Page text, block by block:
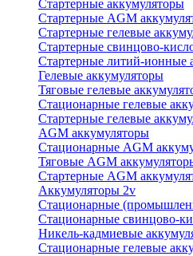
Стартерные аккумуляторы
Стартерные AGM
Стартерные гелевые
Стартерные свинцово-
Стартерные литий-ионные
Гелевые аккумуляторы
Тяговые гелевые
Стационарные гелевые
Стартерные гелевые
AGM аккумуляторы
Стационарные AGM
Тяговые AGM
Стартерные AGM
Аккумуляторы 2v
Стационарные
Стационарные свинцово-
Никель-кадмиевые
Стационарные гелевые